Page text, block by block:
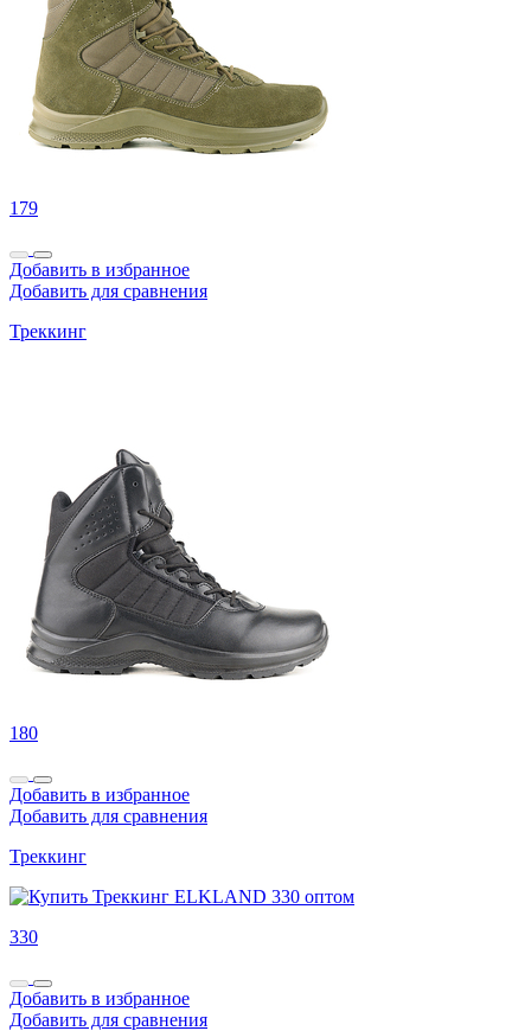
179
Добавить в избранное
Добавить для сравнения
Треккинг
180
Добавить в избранное
Добавить для сравнения
Треккинг
330
Добавить в избранное
Добавить для сравнения